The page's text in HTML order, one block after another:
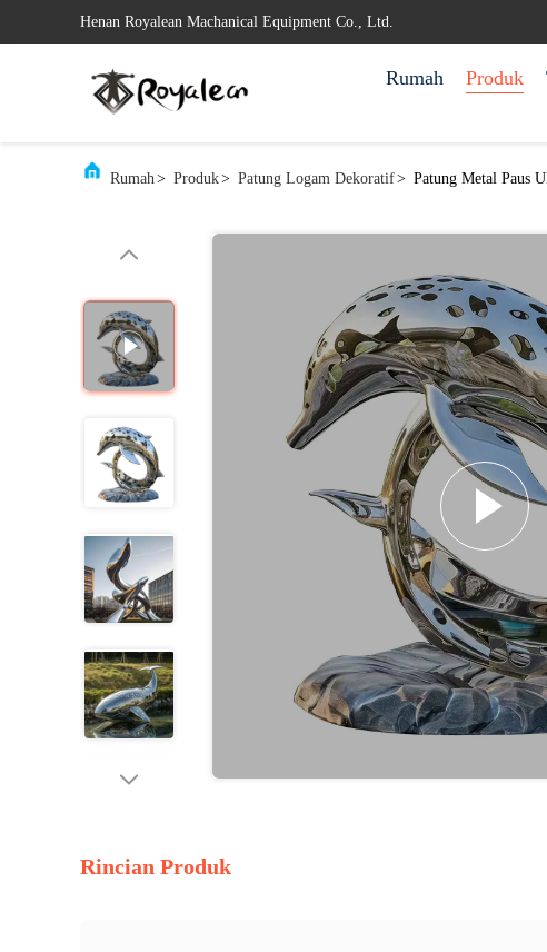
Henan Royalean Machanical Equipment Co., Ltd.
Rumah Produk
Rumah> Produk> Patung Logam Dekoratif> Patung Metal Paus
Rincian Produk